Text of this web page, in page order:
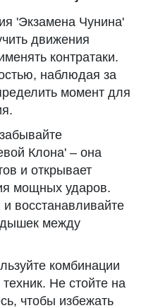
'Экзамена Чунина'
движения
контратаки.
наблюдая за
момент для
Клона' – она
и открывает
мощных ударов.
восстанавливайте
между
комбинации
Не стойте на
чтобы избежать